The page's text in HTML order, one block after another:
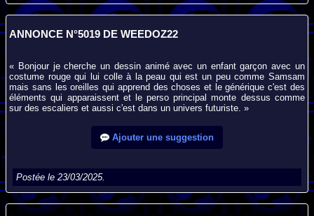
ANNONCE N°5019 DE WEEDOZ22
« Bonjour je cherche un dessin animé avec un enfant garçon avec un
costume rouge qui lui colle à la peau qui est un peu comme Samsam
mais sans les oreilles qui apprend des choses et le générique c'est des
éléments qui apparaissent et le perso principal monte dessus comme
sur des escaliers et aussi c'est dans un univers futuriste. »
Ajouter une suggestion
Postée le 23/03/2025.